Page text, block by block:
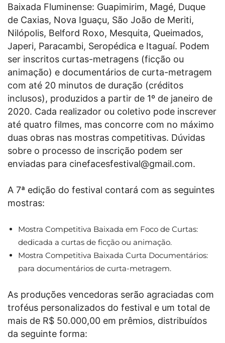
Baixada Fluminense: Guapimirim, Magé, Duque
de Caxias, Nova Iguaçu, São João de Meriti,
Nilópolis, Belford Roxo, Mesquita, Queimados,
Japeri, Paracambi, Seropédica e Itaguaí. Podem
ser inscritos curtas-metragens (ficção ou
animação) e documentários de curta-metragem
com até 20 minutos de duração (créditos
inclusos), produzidos a partir de 1º de janeiro de
2020. Cada realizador ou coletivo pode inscrever
até quatro filmes, mas concorre com no máximo
duas obras nas mostras competitivas. Dúvidas
sobre o processo de inscrição podem ser
enviadas para cinefacesfestival@gmail.com.
A 7ª edição do festival contará com as seguintes
mostras:
Mostra Competitiva Baixada em Foco de Curtas:
dedicada a curtas de ficção ou animação.
Mostra Competitiva Baixada Curta Documentários:
para documentários de curta-metragem.
As produções vencedoras serão agraciadas com
troféus personalizados do festival e um total de
mais de R$ 50.000,00 em prêmios, distribuídos
da seguinte forma: